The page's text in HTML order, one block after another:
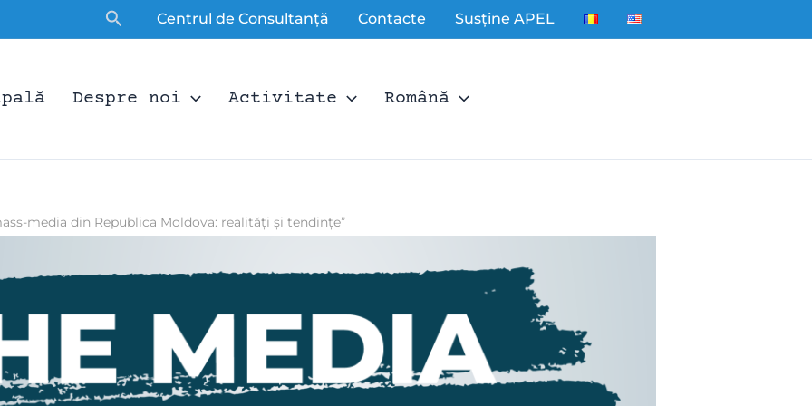
CăutareCentrul de Consultanță Contacte Susține APEL
Despre noi Activitate Română
media din Republica Moldova: realități și tendințe”